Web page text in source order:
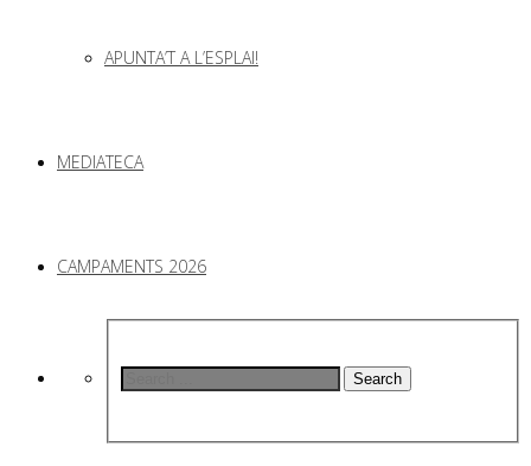
APUNTA’T A L’ESPLAI!
MEDIATECA
CAMPAMENTS 2026
Search